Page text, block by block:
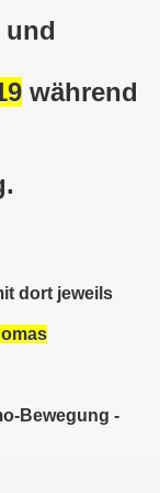
und
während
dort jeweils
Bewegung -
Volk!
und
- eine
- am Platz
dem
König-